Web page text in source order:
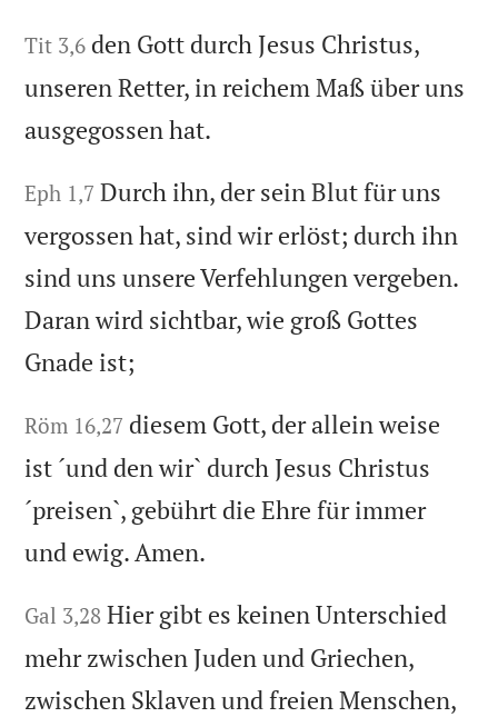
Tit 3,6 den Gott durch Jesus Christus,
unseren Retter, in reichem Maß über uns
ausgegossen hat.
Eph 1,7 Durch ihn, der sein Blut für uns
vergossen hat, sind wir erlöst; durch ihn
sind uns unsere Verfehlungen vergeben.
Daran wird sichtbar, wie groß Gottes
Gnade ist;
Röm 16,27 diesem Gott, der allein weise
ist ´und den wir` durch Jesus Christus
´preisen`, gebührt die Ehre für immer
und ewig. Amen.
Gal 3,28 Hier gibt es keinen Unterschied
mehr zwischen Juden und Griechen,
zwischen Sklaven und freien Menschen,